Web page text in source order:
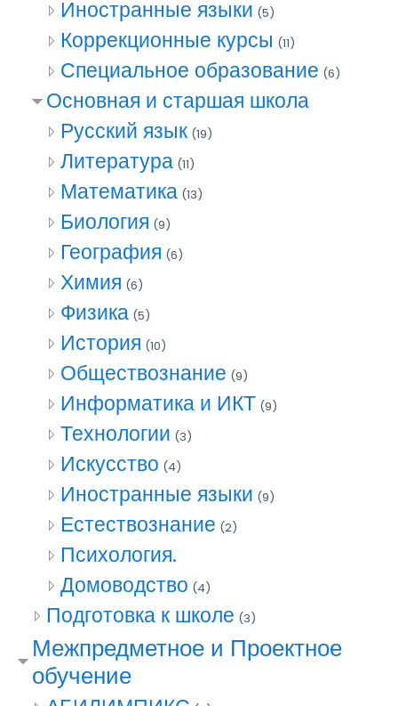
Иностранные языки (5)
Коррекционные курсы (11)
Специальное образование (6)
Основная и старшая школа
Русский язык (19)
Литература (11)
Математика (13)
Биология (9)
География (6)
Химия (6)
Физика (5)
История (10)
Обществознание (9)
Информатика и ИКТ (9)
Технологии (3)
Искусство (4)
Иностранные языки (9)
Естествознание (2)
Психология.
Домоводство (4)
Подготовка к школе (3)
Межпредметное и Проектное
обучение